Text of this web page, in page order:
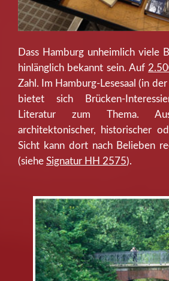
Dass Hamburg unheimlich viele
hinlänglich bekannt sein. Auf
Zahl. Im Hamburg-Lesesaal (in
bietet sich Brücken-
Literatur zum Thema. Aus
architektonischer, historischer
Sicht kann dort nach Belieben
(siehe Signatur HH 2575).